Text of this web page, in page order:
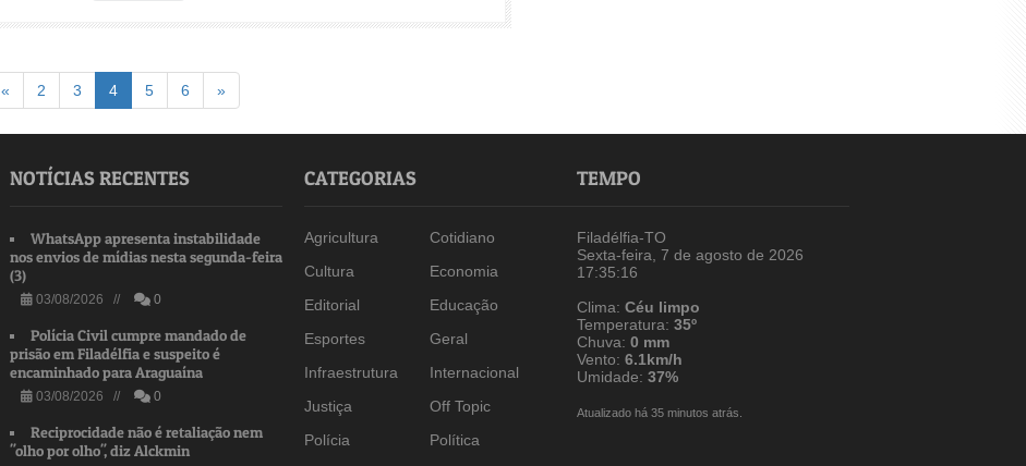
« Voltar
2 3 4(atual)
5 6 »Avançar
NOTÍCIAS RECENTES
WhatsApp apresenta instabilidade
nos envios de mídias nesta segunda-feira
(3)
03/08/2026 // 0
Polícia Civil cumpre mandado de
prisão em Filadélfia e suspeito é
encaminhado para Araguaína
03/08/2026 // 0
Reciprocidade não é retaliação nem
"olho por olho", diz Alckmin
CATEGORIAS
Agricultura
Cotidiano
Cultura
Economia
Editorial
Educação
Esportes
Geral
Infraestrutura
Internacional
Justiça
Off Topic
Polícia
Política
TEMPO
Filadélfia-TO
Sexta-feira, 7 de agosto de 2026
17:35:16
Clima: Céu limpo
Temperatura: 35º
Chuva: 0 mm
Vento: 6.1km/h
Umidade: 37%
Atualizado há 35 minutos atrás.